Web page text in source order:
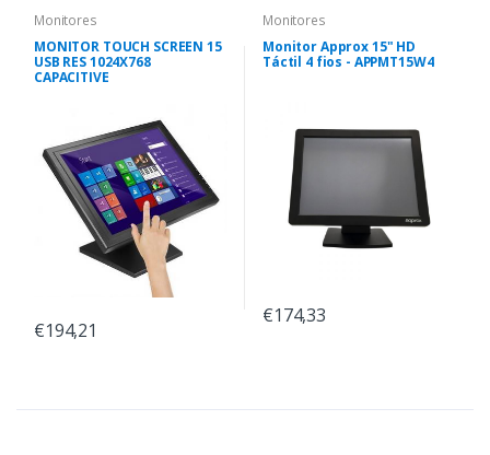
Monitores
MONITOR TOUCH SCREEN 15
USB RES 1024X768
CAPACITIVE
€194,21
Monitores
Monitor Approx 15" HD
Táctil 4 fios - APPMT15W4
€174,33